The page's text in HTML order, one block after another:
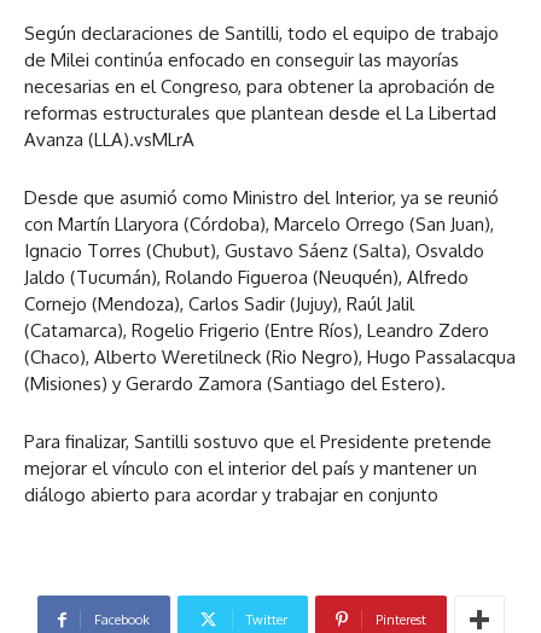
Según declaraciones de Santilli, todo el equipo de trabajo
de Milei continúa enfocado en conseguir las mayorías
necesarias en el Congreso, para obtener la aprobación de
reformas estructurales que plantean desde el La Libertad
Avanza (LLA).vsMLrA
Desde que asumió como Ministro del Interior, ya se reunió
con Martín Llaryora (Córdoba), Marcelo Orrego (San Juan),
Ignacio Torres (Chubut), Gustavo Sáenz (Salta), Osvaldo
Jaldo (Tucumán), Rolando Figueroa (Neuquén), Alfredo
Cornejo (Mendoza), Carlos Sadir (Jujuy), Raúl Jalil
(Catamarca), Rogelio Frigerio (Entre Ríos), Leandro Zdero
(Chaco), Alberto Weretilneck (Rio Negro), Hugo Passalacqua
(Misiones) y Gerardo Zamora (Santiago del Estero).
Para finalizar, Santilli sostuvo que el Presidente pretende
mejorar el vínculo con el interior del país y mantener un
diálogo abierto para acordar y trabajar en conjunto
Facebook Twitter Pinterest